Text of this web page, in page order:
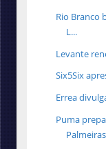
Rio Branco
L...
Levante
Six5Six
Errea
Puma
Palmeiras